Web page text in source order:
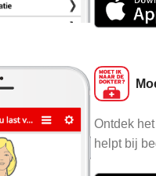
Ontdek
helpt bij